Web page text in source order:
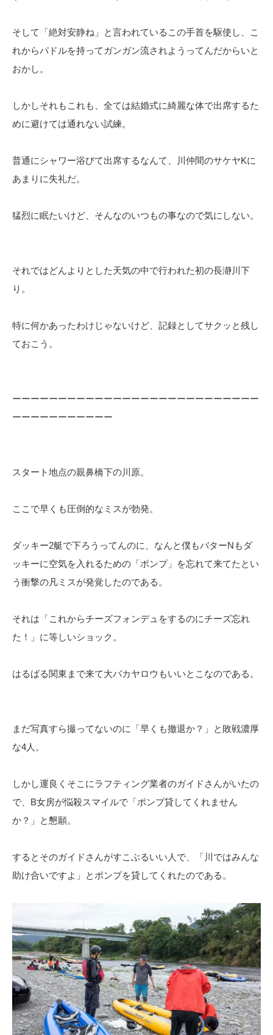
そして「絶対安静ね」と言われているこの手首を駆使し、こ
れからパドルを持ってガンガン流されようってんだからいと
おかし。
しかしそれもこれも、全ては結婚式に綺麗な体で出席するた
めに避けては通れない試練。
普通にシャワー浴びて出席するなんて、川仲間のサケヤKに
あまりに失礼だ。
猛烈に眠たいけど、そんなのいつもの事なので気にしない。
それではどんよりとした天気の中で行われた初の長瀞川下
り。
特に何かあったわけじゃないけど、記録としてサクッと残し
ておこう。
ーーーーーーーーーーーーーーーーーーーーーーーーーーー
ーーーーーーーーーーー
スタート地点の親鼻橋下の川原。
ここで早くも圧倒的なミスが勃発。
ダッキー2艇で下ろうってんのに、なんと僕もバターNもダ
ッキーに空気を入れるための「ポンプ」を忘れて来てたとい
う衝撃の凡ミスが発覚したのである。
それは「これからチーズフォンデュをするのにチーズ忘れ
た！」に等しいショック。
はるばる関東まで来て大バカヤロウもいいとこなのである。
まだ写真すら撮ってないのに「早くも撤退か？」と敗戦濃厚
な4人。
しかし運良くそこにラフティング業者のガイドさんがいたの
で、B女房が悩殺スマイルで「ポンプ貸してくれません
か？」と懇願。
するとそのガイドさんがすこぶるいい人で、「川ではみんな
助け合いですよ」とポンプを貸してくれたのである。